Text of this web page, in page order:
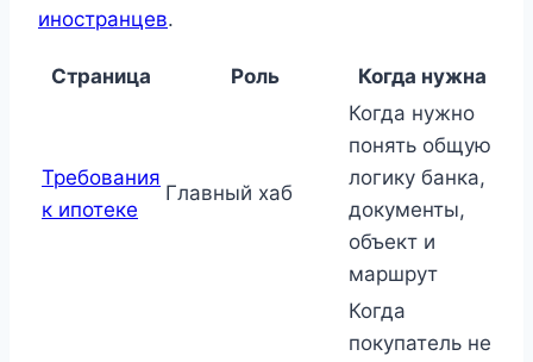
иностранцев.
Страница Роль Когда нужна
Требования
к ипотеке
Главный хаб
Когда нужно
понять общую
логику банка,
документы,
объект и
маршрут
Когда
покупатель не